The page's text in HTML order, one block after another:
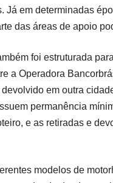
Já em determinadas
das áreas de apoio
foi estruturada
a Operadora
em outra
permanência
e as retiradas e
modelos de